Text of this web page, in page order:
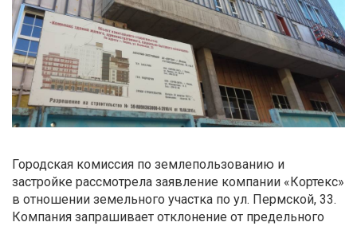
Городская комиссия по землепользованию и
застройке рассмотрела заявление компании «Кортекс»
в отношении земельного участка по ул. Пермской, 33.
Компания запрашивает отклонение от предельного